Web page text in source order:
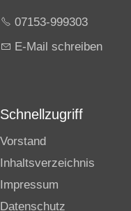
07153-999303
E-Mail schreiben
Schnellzugriff
Vorstand
Inhaltsverzeichnis
Impressum
Datenschutz